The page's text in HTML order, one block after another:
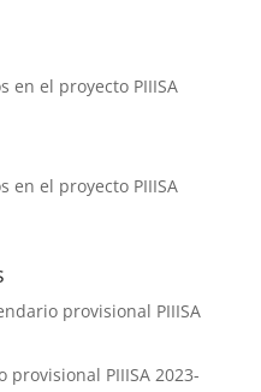
en el proyecto PIIISA
en el proyecto PIIISA
provisional PIIISA
provisional PIIISA 2023-